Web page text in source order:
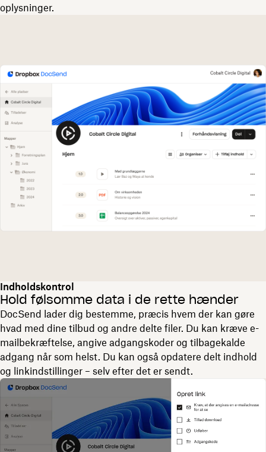
oplysninger.
Indholdskontrol
Hold følsomme data i de rette hænder
DocSend lader dig bestemme, præcis hvem der kan gøre
hvad med dine tilbud og andre delte filer. Du kan kræve e-
mailbekræftelse, angive adgangskoder og tilbagekalde
adgang når som helst. Du kan også opdatere delt indhold
og linkindstillinger – selv efter det er sendt.